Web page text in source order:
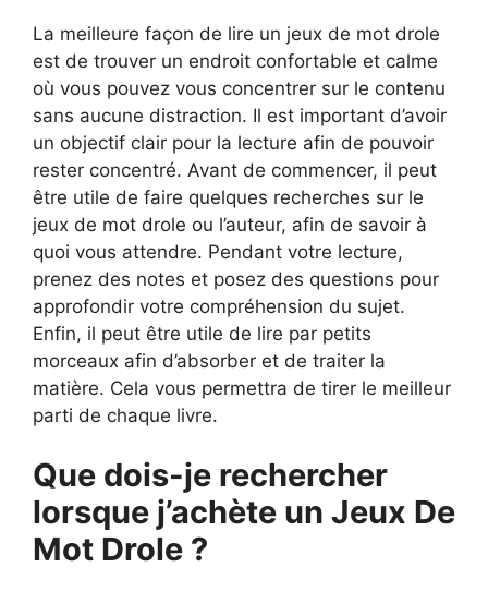
La meilleure façon de lire un jeux de mot drole
est de trouver un endroit confortable et calme
où vous pouvez vous concentrer sur le contenu
sans aucune distraction. Il est important d’avoir
un objectif clair pour la lecture afin de pouvoir
rester concentré. Avant de commencer, il peut
être utile de faire quelques recherches sur le
jeux de mot drole ou l’auteur, afin de savoir à
quoi vous attendre. Pendant votre lecture,
prenez des notes et posez des questions pour
approfondir votre compréhension du sujet.
Enfin, il peut être utile de lire par petits
morceaux afin d’absorber et de traiter la
matière. Cela vous permettra de tirer le meilleur
parti de chaque livre.
Que dois-je rechercher
lorsque j’achète un Jeux De
Mot Drole ?